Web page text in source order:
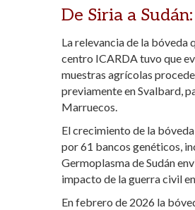
De Siria a
La relevancia de la bóveda
centro ICARDA tuvo que
muestras agrícolas
previamente en Svalbard,
Marruecos.
El crecimiento de la
por 61 bancos genéticos,
Germoplasma de Sudán
impacto de la guerra civil
En febrero de 2026 la